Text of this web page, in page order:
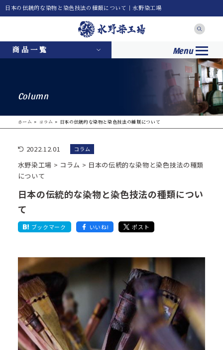
日本の伝統的な染物と染色技法の種類について｜水野染工場
商品一覧 Menu
Column
ホーム » コラム » 日本の伝統的な染物と染色技法の種類について
2022.12.01 コラム
水野染工場 > コラム > 日本の伝統的な染物と染色技法の種類
について
日本の伝統的な染物と染色技法の種類につい
て
ブックマーク いいね! ポスト